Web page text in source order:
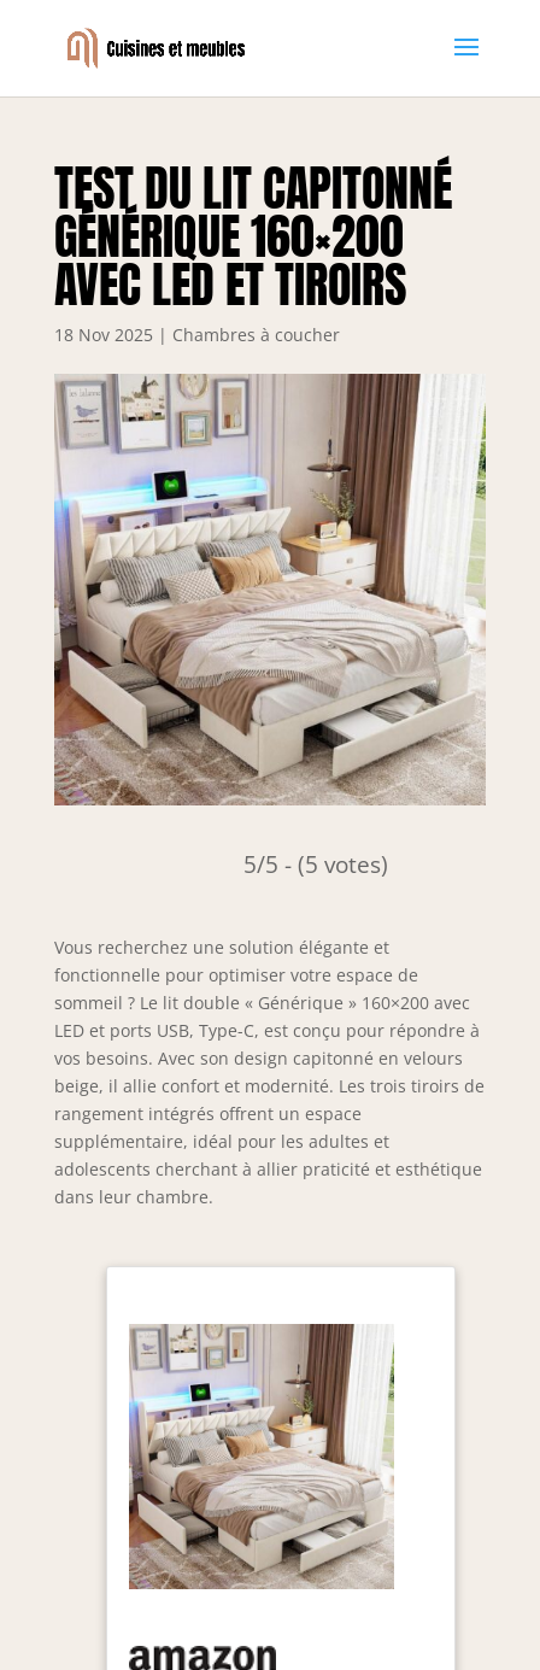
TEST DU LIT CAPITONNÉ
GÉNÉRIQUE 160×200
AVEC LED ET TIROIRS
18 Nov 2025 | Chambres à coucher
5/5 - (5 votes)
Vous recherchez une solution élégante et
fonctionnelle pour optimiser votre espace de
sommeil ? Le lit double « Générique » 160×200 avec
LED et ports USB, Type-C, est conçu pour répondre à
vos besoins. Avec son design capitonné en velours
beige, il allie confort et modernité. Les trois tiroirs de
rangement intégrés offrent un espace
supplémentaire, idéal pour les adultes et
adolescents cherchant à allier praticité et esthétique
dans leur chambre.